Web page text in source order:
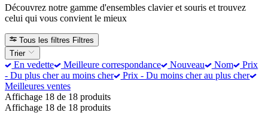
Découvrez notre gamme d'ensembles clavier et souris et trouvez
celui qui vous convient le mieux
Tous les filtres Filtres
Trier
En vedette Meilleure correspondance Nouveau Nom
Prix
- Du plus cher au moins cher
Prix - Du moins cher au plus cher
Meilleures ventes
Affichage 18 de 18 produits
Affichage 18 de 18 produits